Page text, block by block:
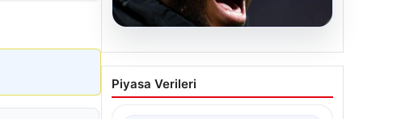
07.08.2026
İşte Jhon Duran’ın Benfica
formasıyla ilk golü
Piyasa Verileri